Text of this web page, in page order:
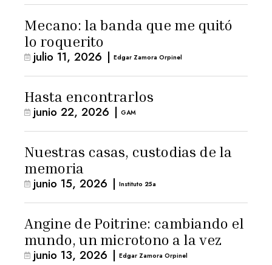
Mecano: la banda que me quitó
lo roquerito
julio 11, 2026 | Edgar Zamora Orpinel
Hasta encontrarlos
junio 22, 2026 | GAM
Nuestras casas, custodias de la
memoria
junio 15, 2026 | Instituto 25a
Angine de Poitrine: cambiando el
mundo, un microtono a la vez
junio 13, 2026 | Edgar Zamora Orpinel